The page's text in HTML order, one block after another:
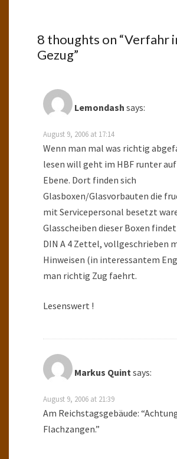
8 thoughts on “Verfahr
Gezug”
Lemondash says:
August 9, 2006 at 17:14
Wenn man mal was richtig
lesen will geht im HBF runter auf
Ebene. Dort finden sich
Glasboxen/Glasvorbauten die
mit Servicepersonal besetzt
Glasscheiben dieser Boxen
DIN A 4 Zettel, vollgeschrieben
Hinweisen (in interessantem
man richtig Zug faehrt.
Lesenswert !
Markus Quintsays:
August 9, 2006 at 21:39
Am Reichstagsgebäude:
Flachzangen.”